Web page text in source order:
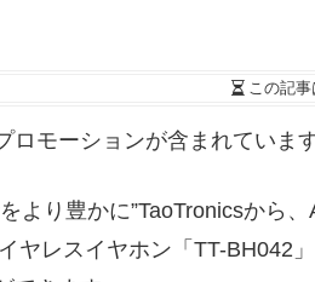
この記事
ロモーションが含まれていま
より豊かに”TaoTronicsから
ヤレスイヤホン「TT-BH042